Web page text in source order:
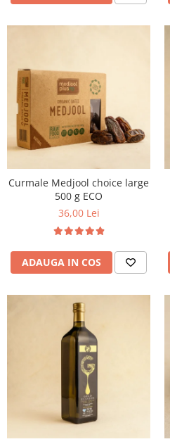
Curmale Medjool choice large
500 g ECO
36,00 Lei
ADAUGA IN COS